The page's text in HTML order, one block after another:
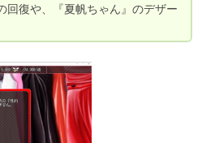
回復や、『夏帆ちゃん』のデザー